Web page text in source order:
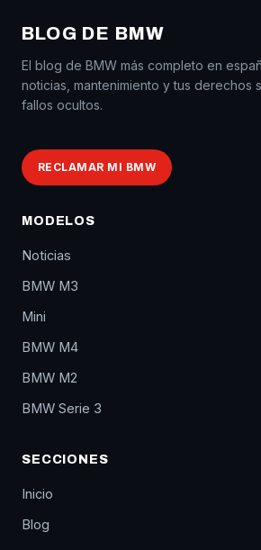
BLOG DE BMW
El blog de BMW más completo en
noticias, mantenimiento y tus derechos
fallos ocultos.
RECLAMAR MI BMW
MODELOS
Noticias
BMW M3
Mini
BMW M4
BMW M2
BMW Serie 3
SECCIONES
Inicio
Blog